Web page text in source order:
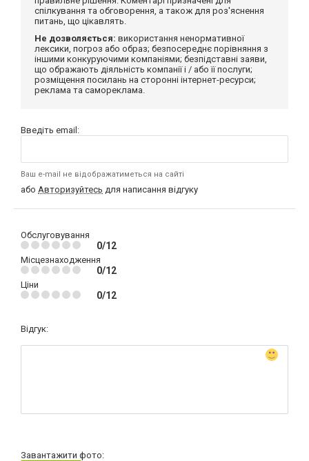
спілкування та обговорення, а також для роз'яснення
питань, що цікавлять.
Не дозволяється: використання ненормативної
лексики, погроз або образ; безпосереднє порівняння з
іншими конкуруючими компаніями; безпідставні заяви,
що ображають діяльність компанії і / або її послуги;
розміщення посилань на сторонні інтернет-ресурси;
реклама та самореклама.
Введіть email:
Ваш e-mail не відображатиметься на сайті
або Авторизуйтесь для написання відгуку
Обслуговування
0/12
Місцезнаходження
0/12
Ціни
0/12
Відгук:
Завантажити фото: